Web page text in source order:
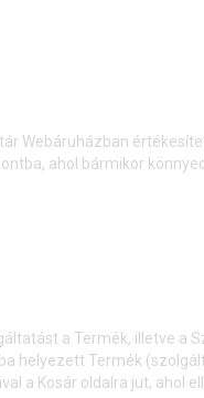
Webáruházban
ahol bármikor
a Termék, illetve a
helyezett Termék
a Kosár oldalra jut,